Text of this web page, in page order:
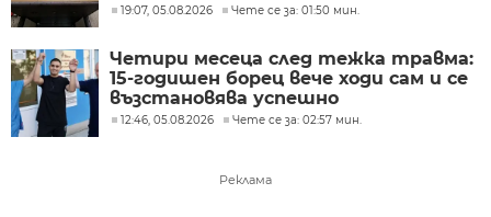
19:07, 05.08.2026 Чете се за: 01:50 мин.
Четири месеца след тежка травма:
15-годишен борец вече ходи сам и се
възстановява успешно
12:46, 05.08.2026 Чете се за: 02:57 мин.
Реклама